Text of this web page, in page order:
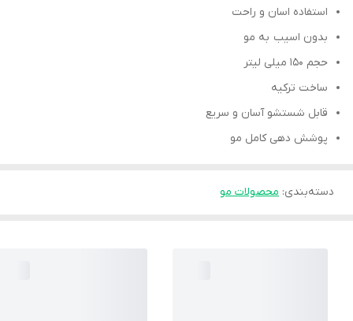
استفاده اسان و راحت
بدون اسیب به مو
حجم 150 میلی لیتر
ساخت ترکیه
قابل شستشو آسان و سریع
پوشش دهی کامل مو
دسته‌بندی: محصولات مو